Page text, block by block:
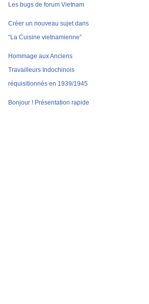
Les bugs de forum Vietnam
Créer un nouveau sujet dans
“La Cuisine vietnamienne”
Hommage aux Anciens
Travailleurs Indochinois
réquisitionnés en 1939/1945
Bonjour ! Présentation rapide